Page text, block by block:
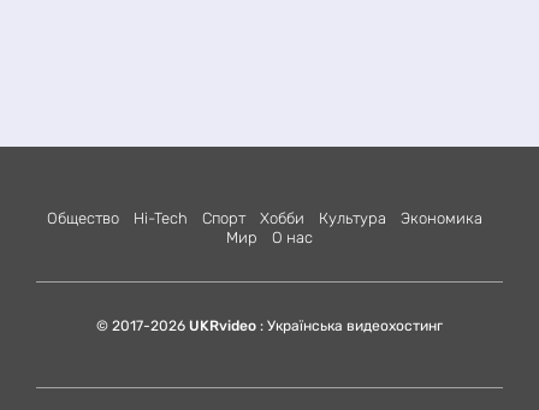
Общество Hi-Tech Спорт Хобби Культура
Экономика
Мир
О нас
© 2017-2026 UKRvideo : Українська видеохостинг